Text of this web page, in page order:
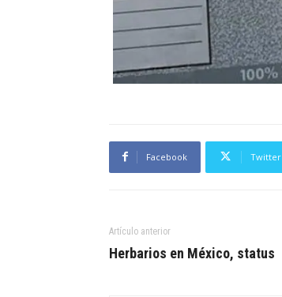
Facebook Twitter
Artículo anterior
Herbarios en México, status